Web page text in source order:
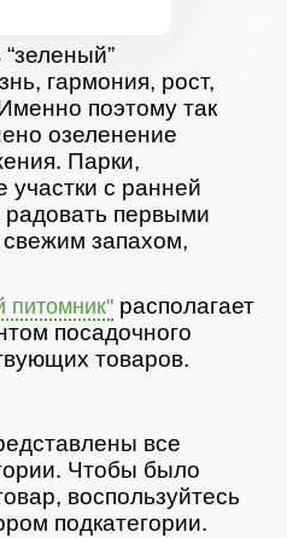
гармония, рост,
поэтому так
озеленение
Парки,
участки с ранней
первыми
запахом,
питомник" располагает
посадочного
товаров.
все
Чтобы было
воспользуйтесь
подкатегории.